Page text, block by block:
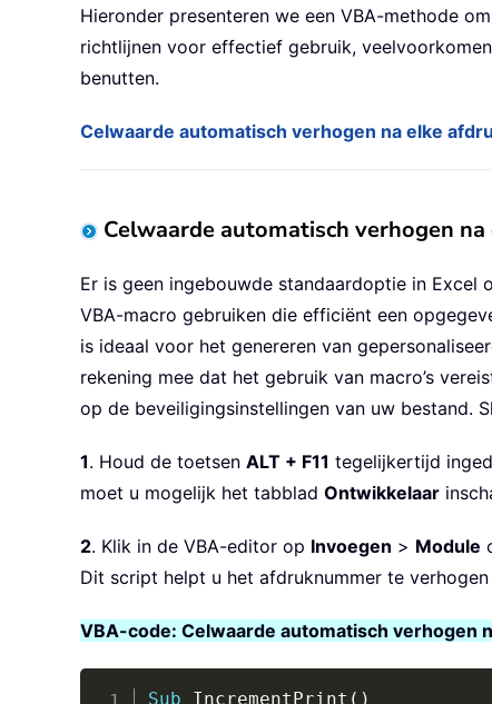
Hieronder presenteren we een VBA-methode
richtlijnen voor effectief gebruik,
benutten.
Celwaarde automatisch verhogen na elke
Celwaarde automatisch verhogen
Er is geen ingebouwde standaardoptie in
VBA-macro gebruiken die efficiënt een
is ideaal voor het genereren van
rekening mee dat het gebruik van macro’s
op de beveiligingsinstellingen van uw bestand.
1. Houd de toetsen ALT + F11 tegelijkertijd
moet u mogelijk het tabblad Ontwikkelaar
2. Klik in de VBA-editor op Invoegen > Module
Dit script helpt u het afdruknummer te
VBA-code: Celwaarde automatisch verhogen
Sub IncrementPrint ( )